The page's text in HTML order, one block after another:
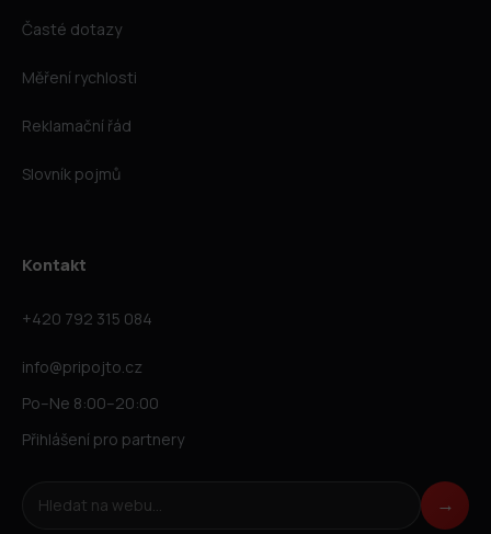
Časté dotazy
Měření rychlosti
Reklamační řád
Slovník pojmů
Kontakt
+420 792 315 084
info@pripojto.cz
Po–Ne 8:00–20:00
Přihlášení pro partnery
Hledat na webu →